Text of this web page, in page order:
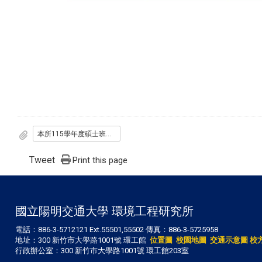
Tweet Print this page
國立陽明交通大學 環境工程研究所
電話：886-3-5712121 Ext.55501,55502 傳真：886-3-5725958
地址：300 新竹市大學路1001號 環工館 位置圖 校園地圖 交通示意圖 校
行政辦公室：300 新竹市大學路1001號 環工館203室